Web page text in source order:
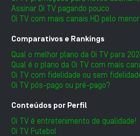
Assinar Oi TV pagando pouco
Oi TV com mais canais HD pelo
Comparativos e Rankings
Qual o melhor plano da Oi TV para
Qual é o plano da Oi TV com mais
Oi TV com fidelidade ou sem
Oi TV pós-pago ou pré-pago?
Conteúdos por Perfil
Oi TV é entretenimento de qualidade!
Oi TV Futebol